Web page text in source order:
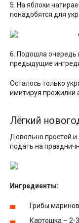
5. На яблоки
понадобятся для
6. Подошла очередь
предыдущие
Осталось только
имитируя прожилки
Лёгкий
Довольно простой и
подать на
Ингредиенты:
Грибы
Картошка – 2-